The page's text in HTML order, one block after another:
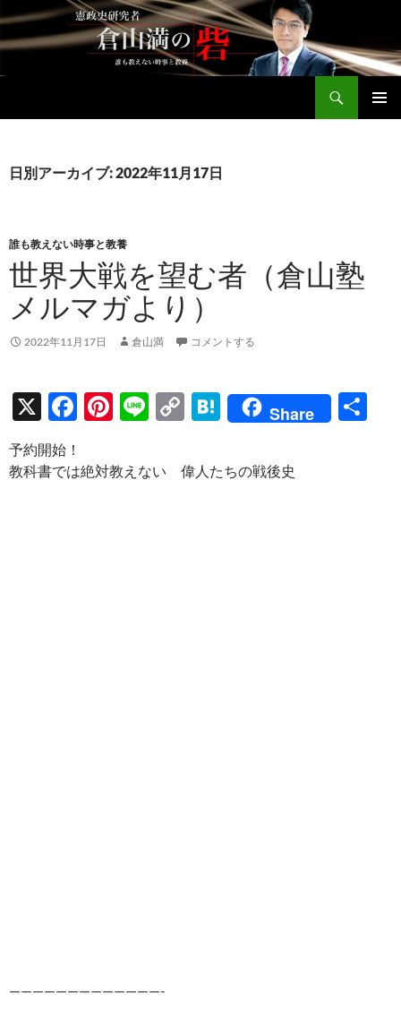
テ
ン
へ
ッ
日別アーカイブ: 2022年11月17日
誰も教えない時事と教養
世界大戦を望む者（倉山塾
メルマガより）
2022年11月17日 倉山満 コメントする
X
F
e
Pi
er
Li
e
C
p
H
e
Share
予約開始！
教科書では絶対教えない 偉人たちの戦後史
—————————————-